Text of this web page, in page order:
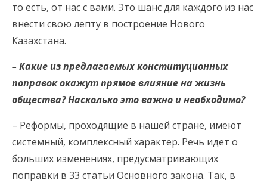
то есть, от нас с вами. Это шанс для каждого из нас
внести свою лепту в построение Нового
Казахстана.
– Какие из предлагаемых конституционных
поправок окажут прямое влияние на жизнь
общества? Насколько это важно и необходимо?
– Реформы, проходящие в нашей стране, имеют
системный, комплексный характер. Речь идет о
больших изменениях, предусматривающих
поправки в 33 статьи Основного закона. Так, в